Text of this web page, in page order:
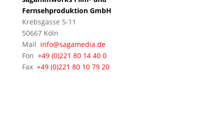
Fernsehproduktion GmbH
Krebsgasse 5-11
50667 Köln
Mail info@sagamedia.de
Fon +49 (0)221 80 14 40 0
Fax +49 (0)221 80 10 79 20